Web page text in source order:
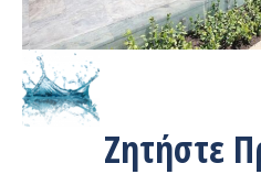
Ζητήστε